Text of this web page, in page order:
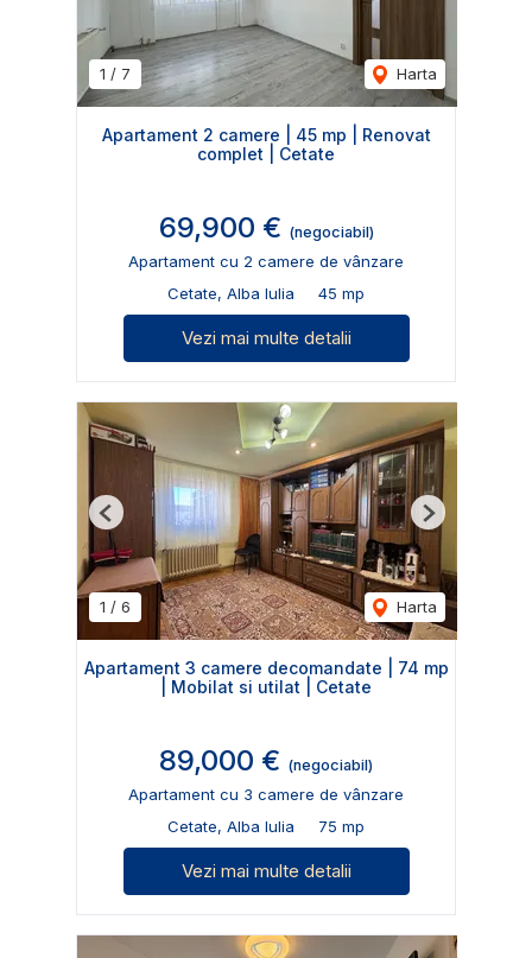
1 / 7 Harta
Apartament 2 camere | 45 mp | Renovat
complet | Cetate
69,900 € (negociabil)
Apartament cu 2 camere de vânzare
Cetate, Alba Iulia
45 mp
Vezi mai multe detalii
1 / 6 Harta
Previous Next
Apartament 3 camere decomandate | 74 mp
| Mobilat si utilat | Cetate
89,000 € (negociabil)
Apartament cu 3 camere de vânzare
Cetate, Alba Iulia
75 mp
Vezi mai multe detalii